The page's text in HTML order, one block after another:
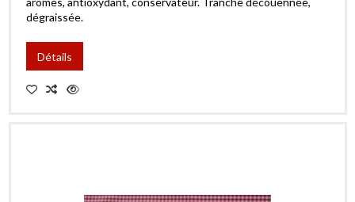
dégraissée.
Détails